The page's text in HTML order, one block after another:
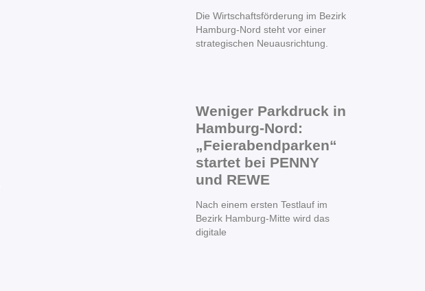
Die Wirtschaftsförderung im Bezirk
Hamburg-Nord steht vor einer
strategischen Neuausrichtung.
Weniger Parkdruck in
Hamburg-Nord:
„Feierabendparken“
startet bei PENNY
und REWE
Nach einem ersten Testlauf im
Bezirk Hamburg-Mitte wird das
digitale